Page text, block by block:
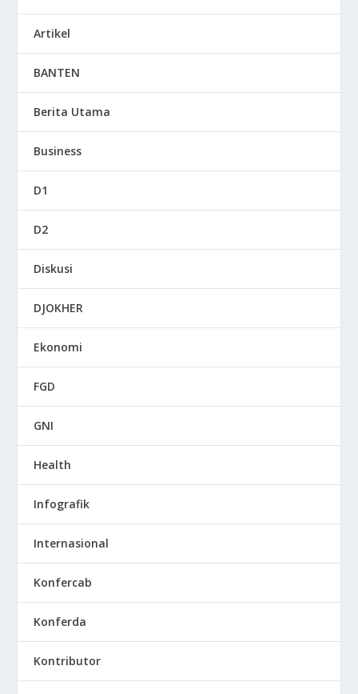
Artikel
BANTEN
Berita Utama
Business
D1
D2
Diskusi
DJOKHER
Ekonomi
FGD
GNI
Health
Infografik
Internasional
Konfercab
Konferda
Kontributor